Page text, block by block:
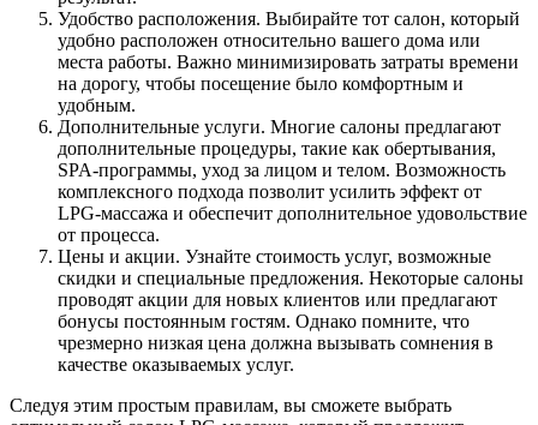
Удобство расположения. Выбирайте тот салон, который
удобно расположен относительно вашего дома или
места работы. Важно минимизировать затраты времени
на дорогу, чтобы посещение было комфортным и
удобным.
Дополнительные услуги. Многие салоны предлагают
дополнительные процедуры, такие как обертывания,
SPA-программы, уход за лицом и телом. Возможность
комплексного подхода позволит усилить эффект от
LPG-массажа и обеспечит дополнительное удовольствие
от процесса.
Цены и акции. Узнайте стоимость услуг, возможные
скидки и специальные предложения. Некоторые салоны
проводят акции для новых клиентов или предлагают
бонусы постоянным гостям. Однако помните, что
чрезмерно низкая цена должна вызывать сомнения в
качестве оказываемых услуг.
Следуя этим простым правилам, вы сможете выбрать